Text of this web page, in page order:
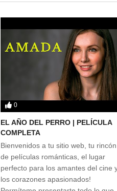
0
EL AÑO DEL PERRO | PELÍCULA
COMPLETA
Bienvenidos a tu sitio web, tu rincón
de películas románticas, el lugar
perfecto para los amantes del cine
los corazones apasionados!